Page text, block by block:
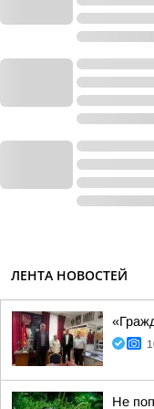
ЛЕНТА НОВОСТЕЙ
Не